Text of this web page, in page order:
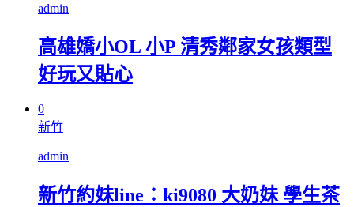
admin
高雄嬌小OL 小P 清秀鄰家女孩類型
好玩又貼心
0
新竹
admin
新竹約妹line：ki9080 大奶妹 學生茶